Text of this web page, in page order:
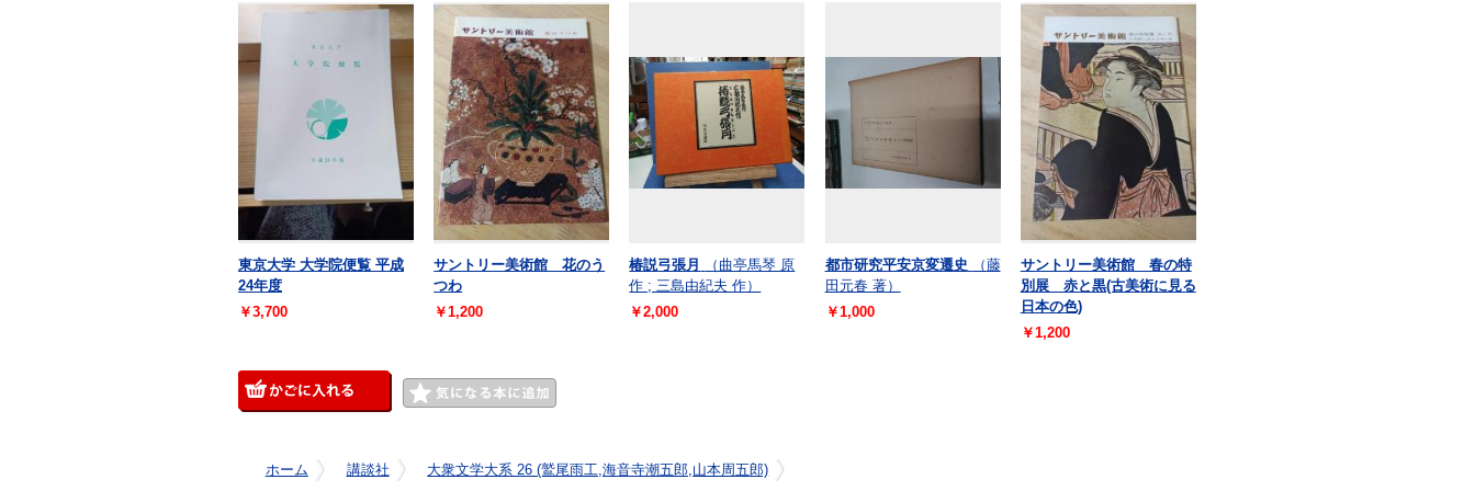
東京大学 大学院便覧 平成
24年度
￥3,700
サントリー美術館 花のう
つわ
￥1,200
椿説弓張月
（曲亭馬琴 原
作 ; 三島由紀夫 作）
￥2,000
都市研究平安京変遷史
（藤
田元春 著）
￥1,000
サントリー美術館 春の特
別展 赤と黒(古美術に見る
日本の色)
￥1,200
ホーム 講談社 大衆文学大系 26 (鷲尾雨工,海音寺潮五郎,山本周五郎)